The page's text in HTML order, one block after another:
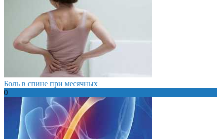
Боль в спине при месячных
0